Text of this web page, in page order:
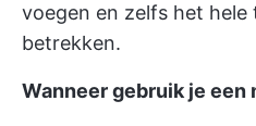
voegen en zelfs het hele
betrekken.
Wanneer gebruik je een